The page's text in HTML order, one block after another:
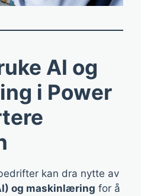
AI og
i Power
kan dra nytte av
og maskinlæring for å